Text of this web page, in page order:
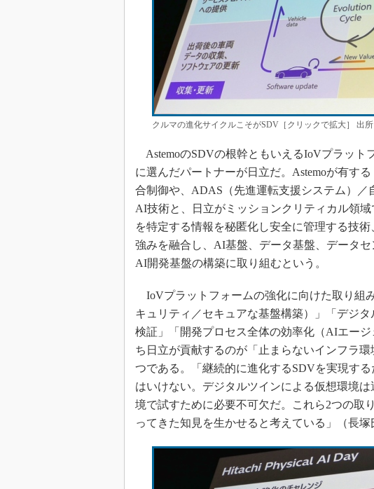
クルマの進化サイクルこそがSDV［クリックで拡大］ 出所
AstemoのSDVの根幹ともいえるIoVプラット
に選んだパートナーが日立だ。Astemoが有す
合制御や、ADAS（先進運転支援システム）
AI技術と、日立がミッションクリティカル領
を特定する情報を秘匿化し安全に管理する技
強みを融合し、AI基盤、データ基盤、データ
AI開発基盤の構築に取り組むという。
IoVプラットフォームの強化に向けた取り組
キュリティ／セキュアな基盤構築）」「デジ
検証」「開発プロセス全体の効率化（AIエー
ち日立が貢献するのが「止まらないインフラ
つである。「継続的に進化するSDVを実現す
はいけない。デジタルツインによる仮想環境
境で試すために必要不可欠だ。これら2つの取
ってきた知見を生かせると考えている」（長塚